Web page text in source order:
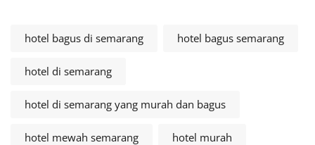
hotel bagus di semarang hotel bagus semarang
hotel di semarang
hotel di semarang yang murah dan bagus
hotel mewah semarang hotel murah